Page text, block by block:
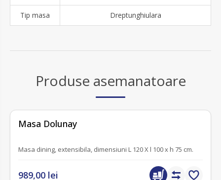
Tip masa Dreptunghiulara
Produse asemanatoare
Masa Dolunay
Masa dining, extensibila, dimensiuni L 120 X l 100 x h 75 cm.
989,00 lei